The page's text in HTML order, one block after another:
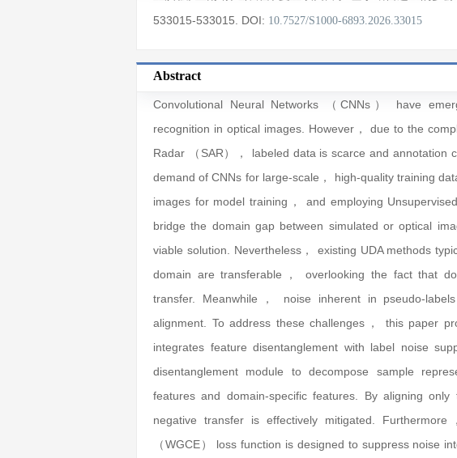
533015-533015 DOI: 10.7527/S1000-6893.2026.33015
Abstract
Convolutional Neural Networks （CNNs） have
recognition in optical images. However， due to the
Radar （SAR）， labeled data is scarce and annotation
demand of CNNs for large-scale， high-quality training
images for model training， and employing
bridge the domain gap between simulated or optical
viable solution. Nevertheless， existing UDA methods
domain are transferable， overlooking the fact that
transfer. Meanwhile， noise inherent in pseudo-
alignment. To address these challenges， this paper
integrates feature disentanglement with label noise
disentanglement module to decompose sample
features and domain-specific features. By aligning
negative transfer is effectively mitigated.
（WGCE） loss function is designed to suppress noise